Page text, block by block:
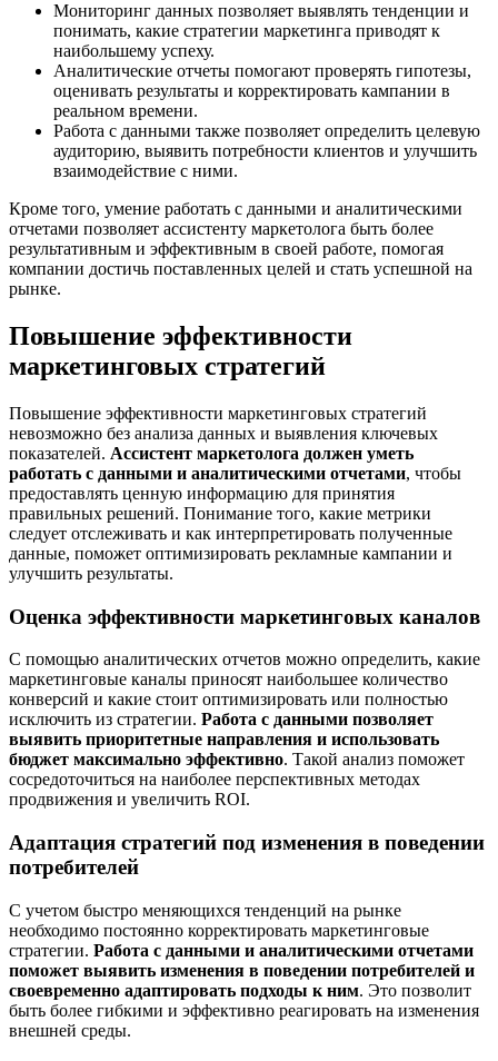
Мониторинг данных позволяет выявлять тенденции и
понимать, какие стратегии маркетинга приводят к
наибольшему успеху.
Аналитические отчеты помогают проверять гипотезы,
оценивать результаты и корректировать кампании в
реальном времени.
Работа с данными также позволяет определить целевую
аудиторию, выявить потребности клиентов и улучшить
взаимодействие с ними.
Кроме того, умение работать с данными и аналитическими
отчетами позволяет ассистенту маркетолога быть более
результативным и эффективным в своей работе, помогая
компании достичь поставленных целей и стать успешной на
рынке.
Повышение эффективности
маркетинговых стратегий
Повышение эффективности маркетинговых стратегий
невозможно без анализа данных и выявления ключевых
показателей. Ассистент маркетолога должен уметь
работать с данными и аналитическими отчетами, чтобы
предоставлять ценную информацию для принятия
правильных решений. Понимание того, какие метрики
следует отслеживать и как интерпретировать полученные
данные, поможет оптимизировать рекламные кампании и
улучшить результаты.
Оценка эффективности маркетинговых каналов
С помощью аналитических отчетов можно определить, какие
маркетинговые каналы приносят наибольшее количество
конверсий и какие стоит оптимизировать или полностью
исключить из стратегии. Работа с данными позволяет
выявить приоритетные направления и использовать
бюджет максимально эффективно. Такой анализ поможет
сосредоточиться на наиболее перспективных методах
продвижения и увеличить ROI.
Адаптация стратегий под изменения в поведении
потребителей
С учетом быстро меняющихся тенденций на рынке
необходимо постоянно корректировать маркетинговые
стратегии. Работа с данными и аналитическими отчетами
поможет выявить изменения в поведении потребителей и
своевременно адаптировать подходы к ним. Это позволит
быть более гибкими и эффективно реагировать на изменения
внешней среды.